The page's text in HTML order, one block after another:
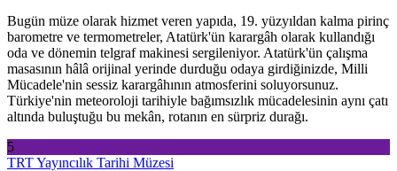
Bugün müze olarak hizmet veren yapıda, 19. yüzyıldan kalma pirinç
barometre ve termometreler, Atatürk'ün karargâh olarak kullandığı
oda ve dönemin telgraf makinesi sergileniyor. Atatürk'ün çalışma
masasının hâlâ orijinal yerinde durduğu odaya girdiğinizde, Milli
Mücadele'nin sessiz karargâhının atmosferini soluyorsunuz.
Türkiye'nin meteoroloji tarihiyle bağımsızlık mücadelesinin aynı çatı
altında buluştuğu bu mekân, rotanın en sürpriz durağı.
5
TRT Yayıncılık Tarihi Müzesi